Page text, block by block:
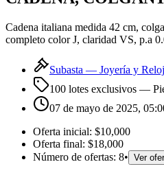
Cadena italiana medida 42 cm,
completo color J, claridad VS, p.a
Subasta — Joyería y
100 lotes exclusivos —
07 de mayo de 2025,
Oferta inicial: $10,000
Oferta final: $18,000
Número de ofertas: 8• Ver